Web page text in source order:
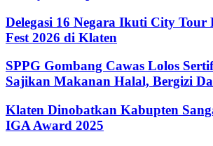
Delegasi 16 Negara Ikuti City
Fest 2026 di Klaten
SPPG Gombang Cawas Lolos
Sajikan Makanan Halal, Bergizi
Klaten Dinobatkan Kabupten
IGA Award 2025